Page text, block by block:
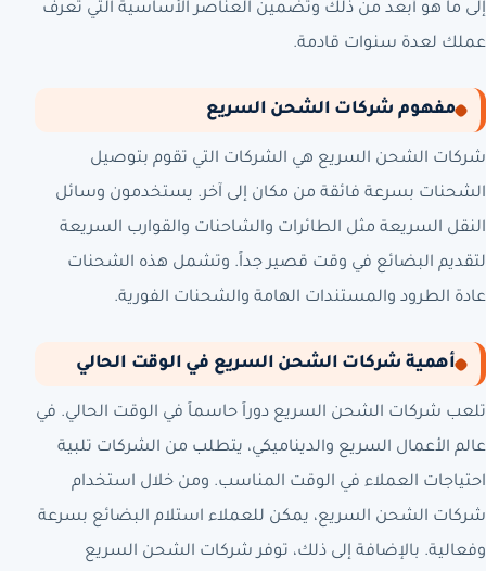
إلى ما هو أبعد من ذلك وتضمين العناصر الأساسية التي تعرف
عملك لعدة سنوات قادمة.
مفهوم شركات الشحن السريع
شركات الشحن السريع هي الشركات التي تقوم بتوصيل
الشحنات بسرعة فائقة من مكان إلى آخر. يستخدمون وسائل
النقل السريعة مثل الطائرات والشاحنات والقوارب السريعة
لتقديم البضائع في وقت قصير جداً. وتشمل هذه الشحنات
عادة الطرود والمستندات الهامة والشحنات الفورية.
أهمية شركات الشحن السريع في الوقت الحالي
تلعب شركات الشحن السريع دوراً حاسماً في الوقت الحالي. في
عالم الأعمال السريع والديناميكي، يتطلب من الشركات تلبية
احتياجات العملاء في الوقت المناسب. ومن خلال استخدام
شركات الشحن السريع، يمكن للعملاء استلام البضائع بسرعة
وفعالية. بالإضافة إلى ذلك، توفر شركات الشحن السريع